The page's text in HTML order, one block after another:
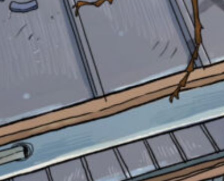
自分だけの
本だなが作れる！